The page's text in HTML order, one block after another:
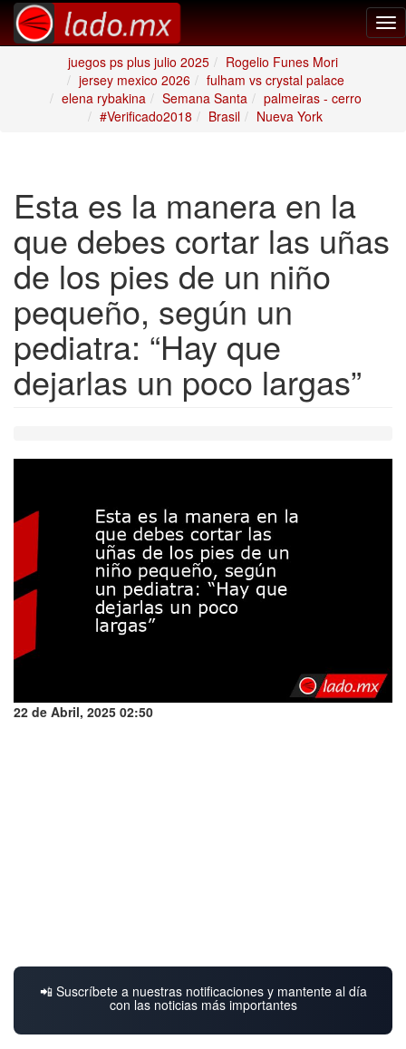
juegos ps plus julio 2025
Rogelio Funes Mori
jersey mexico 2026
fulham vs crystal palace
elena rybakina
Semana Santa
palmeiras - cerro
#Verificado2018
Brasil Nueva York
Esta es la manera en la
que debes cortar las uñas
de los pies de un niño
pequeño, según un
pediatra: “Hay que
dejarlas un poco largas”
22 de Abril, 2025 02:50
📲 Suscríbete a nuestras notificaciones y mantente al día
con las noticias más importantes